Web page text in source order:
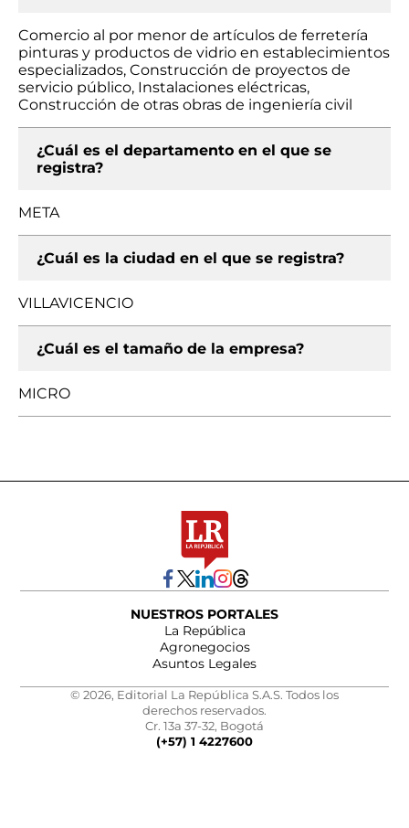
Comercio al por menor de artículos de ferretería
pinturas y productos de vidrio en establecimientos
especializados, Construcción de proyectos de
servicio público, Instalaciones eléctricas,
Construcción de otras obras de ingeniería civil
¿Cuál es el departamento en el que se
registra?
META
¿Cuál es la ciudad en el que se registra?
VILLAVICENCIO
¿Cuál es el tamaño de la empresa?
MICRO
NUESTROS PORTALES
La República
Agronegocios
Asuntos Legales
© 2026, Editorial La República S.A.S. Todos los
derechos reservados.
Cr. 13a 37-32, Bogotá
(+57) 1 4227600